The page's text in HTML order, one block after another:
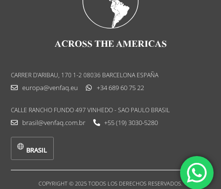
CARRER D'ARIBAU, 170 1-2 08036 BARCELONA ESPAÑA
europa@venfaq.eu +34 689 60 75 22
CALLE RANCHO FUNDO 497 VINHEDO - SAO PAULO BRASIL
brasil@venfaq.com.br +55 (19) 3030-5280
BRASIL
COPYRIGHT © 2025 TODOS LOS DERECHOS RESERVADOS.